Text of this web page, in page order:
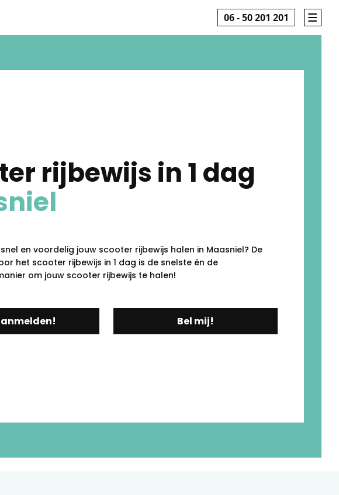
06 - 50 201 201
rijbewijs in 1 dag
en voordelig jouw scooter rijbewijs halen in Maasniel? De
het scooter rijbewijs in 1 dag is de snelste én de
om jouw scooter rijbewijs te halen!
Bel mij!